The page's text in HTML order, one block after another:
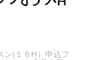
ン(１８H）申込フ